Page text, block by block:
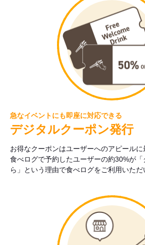
急なイベントにも即座に対応できる
デジタルクーポン発行
お得なクーポンはユーザーへのアピールに
食べログで予約したユーザーの約30%が
ら」という理由で食べログをご利用いただ